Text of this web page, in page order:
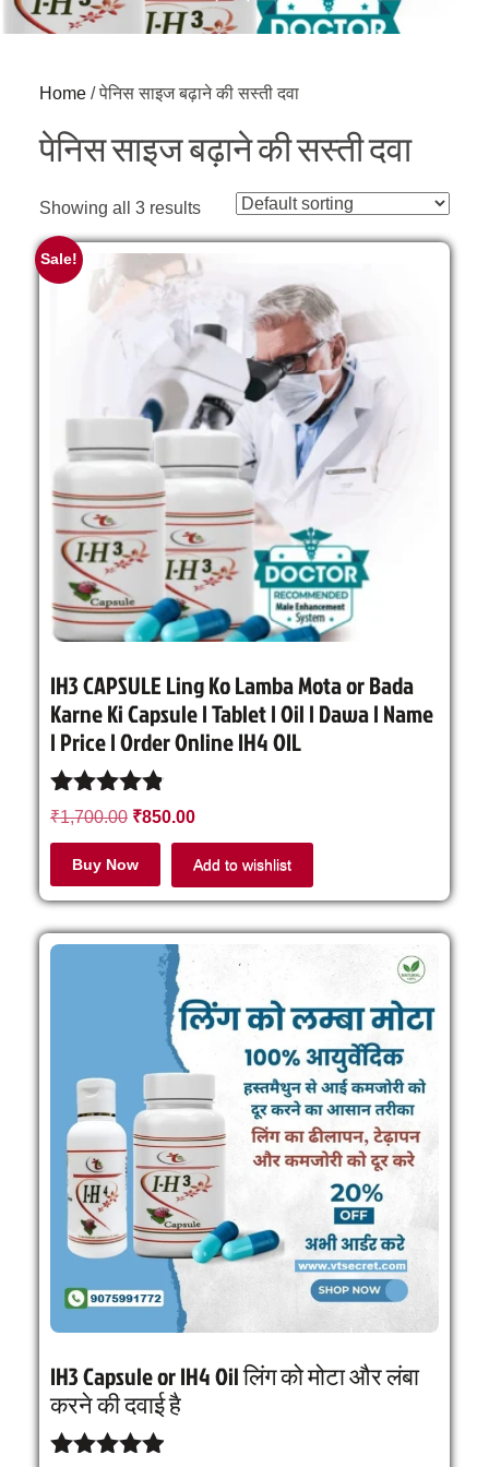
Home / पेनिस साइज बढ़ाने की सस्ती दवा
पेनिस साइज बढ़ाने की सस्ती दवा
Showing all 3 results
Sale!
IH3 CAPSULE Ling Ko Lamba Mota or Bada
Karne Ki Capsule | Tablet | Oil | Dawa | Name
| Price | Order Online IH4 OIL
Rated
out of 5
₹1,700.00 ₹850.00
Buy Now Add to wishlist
IH3 Capsule or IH4 Oil लिंग को मोटा और लंबा
करने की दवाई है